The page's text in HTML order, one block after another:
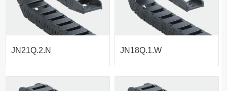
JN21Q.2.N JN18Q.1.W